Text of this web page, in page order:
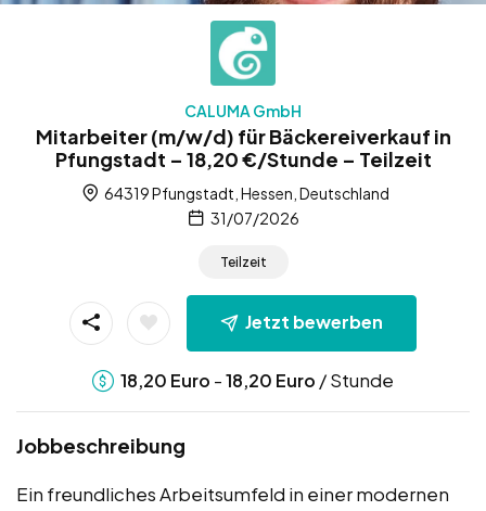
CALUMA GmbH
Mitarbeiter (m/w/d) für Bäckereiverkauf in
Pfungstadt – 18,20 €/Stunde – Teilzeit
64319 Pfungstadt, Hessen, Deutschland
31/07/2026
Teilzeit
Jetzt bewerben
18,20 Euro -18,20 Euro / Stunde
Jobbeschreibung
Ein freundliches Arbeitsumfeld in einer modernen